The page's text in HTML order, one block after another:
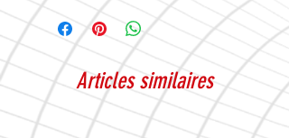
Articles similaires